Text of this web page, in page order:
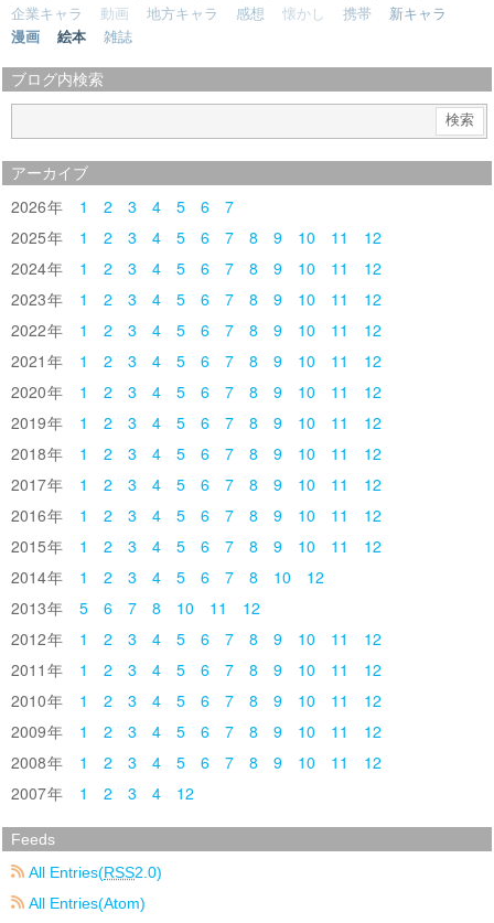
企業キャラ
動画 地方キャラ 感想 懐かし 携帯
新キャラ
漫画
絵本 雑誌
ブログ内検索
アーカイブ
2026 1 2 3 4 5 6
7
2025
1 2 3 4 5 6 7 8 9 10 11
12
2024
1 2 3 4 5 6 7 8 9 10 11
12
2023
1 2 3 4 5 6 7 8 9 10 11
12
2022
1 2 3 4 5 6 7 8 9 10 11
12
2021
1 2 3 4 5 6 7 8 9 10 11
12
2020
1 2 3 4 5 6 7 8 9 10 11
12
2019
1 2 3 4 5 6 7 8 9 10 11
12
2018
1 2 3 4 5 6 7 8 9 10 11
12
2017
1 2 3 4 5 6 7 8 9 10 11
12
2016
1 2 3 4 5 6 7 8 9 10 11
12
2015
1 2 3 4 5 6 7 8 9 10 11
12
2014
1 2 3 4 5 6 7 8 10
12
2013
5 6 7 8 10 11
12
2012
1 2 3 4 5 6 7 8 9 10 11
12
2011
1 2 3 4 5 6 7 8 9 10 11
12
2010
1 2 3 4 5 6 7 8 9 10 11
12
2009
1 2 3 4 5 6 7 8 9 10 11
12
2008
1 2 3 4 5 6 7 8 9 10 11
12
2007
1 2 3 4 12
Feeds
All Entries(RSS2.0)
All Entries(Atom)